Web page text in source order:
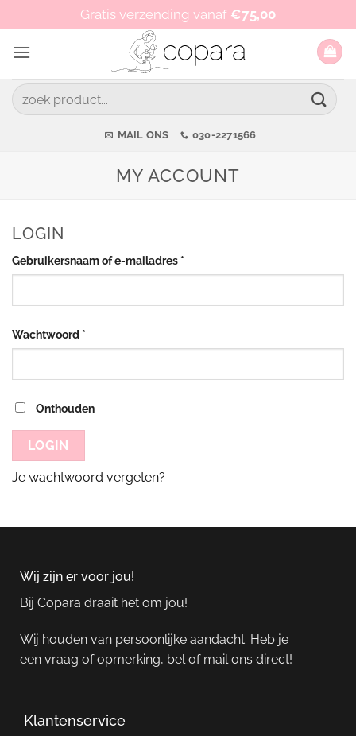
naar
inhoud
Op werkdagen vóór 15:00 besteld, zelfde dag verzonden!
Zoeken
naar:
MAIL ONS 030-2271566
MY ACCOUNT
LOGIN
Gebruikersnaam of e-mailadres *
Wachtwoord *
Onthouden
LOGIN
Je wachtwoord vergeten?
Wij zijn er voor jou!
Bij Copara draait het om jou!
Wij houden van persoonlijke aandacht. Heb je
een vraag of opmerking, bel of mail ons direct!
Klantenservice
Gratis verzending vanaf €75,00